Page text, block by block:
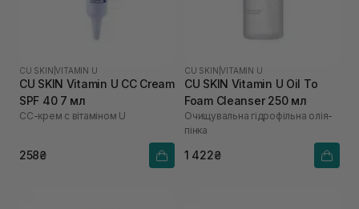
CU SKIN |VITAMIN U
CU SKIN Vitamin U CC Cream
SPF 40 7 мл
СС-крем с вітаміном U
258₴
CU SKIN |VITAMIN U
CU SKIN Vitamin U Oil To
Foam Cleanser 250 мл
Очищувальна гідрофільна олія-
пінка
1 422₴